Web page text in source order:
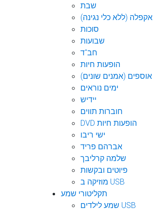
שבת
אקפלה (ללא כלי נגינה)
סוכות
שבועות
חב"ד
הופעות חיות
אוספים (אמנים שונים)
ימים נוראים
יידיש
חוברות תווים
DVD הופעות חיות
ישי ריבו
אברהם פריד
שלמה קרליבך
פיוטים ובקשות
מוזיקה ב USB
תקליטורי שמע
שמע לילדים USB